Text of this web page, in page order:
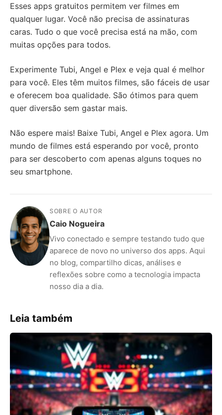
Esses apps gratuitos permitem ver filmes em
qualquer lugar. Você não precisa de assinaturas
caras. Tudo o que você precisa está na mão, com
muitas opções para todos.
Experimente Tubi, Angel e Plex e veja qual é melhor
para você. Eles têm muitos filmes, são fáceis de usar
e oferecem boa qualidade. São ótimos para quem
quer diversão sem gastar mais.
Não espere mais! Baixe Tubi, Angel e Plex agora. Um
mundo de filmes está esperando por você, pronto
para ser descoberto com apenas alguns toques no
seu smartphone.
SOBRE O AUTOR
Caio Nogueira
Vivo conectado e sempre testando tudo que
aparece de novo no universo dos apps. Aqui
no blog, compartilho dicas, análises e
reflexões sobre como a tecnologia impacta
nosso dia a dia.
Leia também